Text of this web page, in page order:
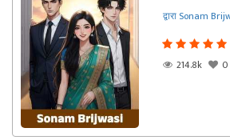
द्वारा Sonam
214.8k
0